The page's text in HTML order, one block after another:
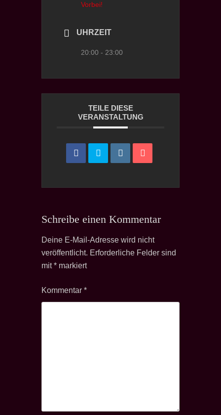
Vorbei!
UHRZEIT
20:00 - 23:00
TEILE DIESE
VERANSTALTUNG
Schreibe einen Kommentar
Deine E-Mail-Adresse wird nicht
veröffentlicht. Erforderliche Felder sind
mit* markiert
Kommentar *